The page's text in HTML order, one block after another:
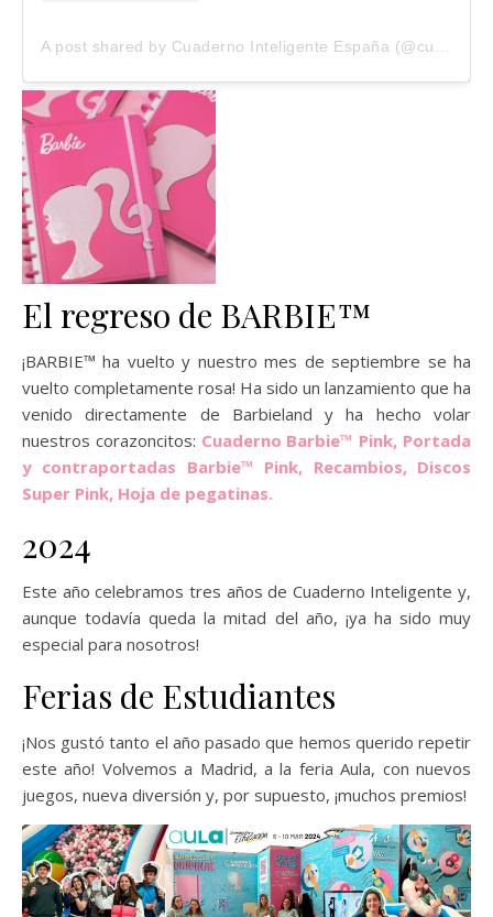
El regreso de BARBIE™
¡BARBIE™ ha vuelto y nuestro mes de septiembre se ha
vuelto completamente rosa! Ha sido un lanzamiento que ha
venido directamente de Barbieland y ha hecho volar
nuestros corazoncitos: Cuaderno Barbie™ Pink, Portada
y contraportadas Barbie™ Pink, Recambios, Discos
Super Pink, Hoja de pegatinas.
2024
Este año celebramos tres años de Cuaderno Inteligente y,
aunque todavía queda la mitad del año, ¡ya ha sido muy
especial para nosotros!
Ferias de Estudiantes
¡Nos gustó tanto el año pasado que hemos querido repetir
este año! Volvemos a Madrid, a la feria Aula, con nuevos
juegos, nueva diversión y, por supuesto, ¡muchos premios!